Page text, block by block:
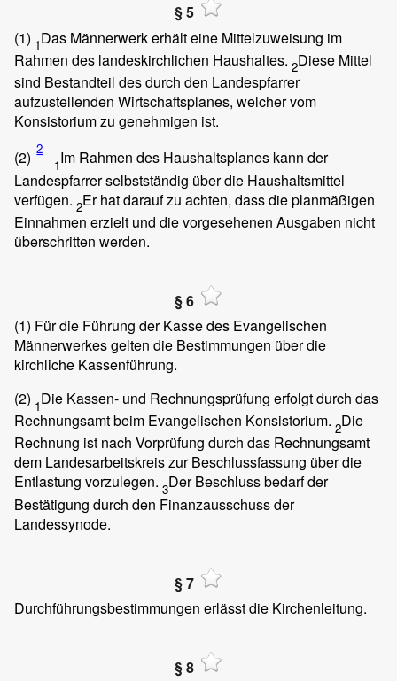
§ 5
(1) 1Das Männerwerk erhält eine Mittelzuweisung im
Rahmen des landeskirchlichen Haushaltes. 2Diese Mittel
sind Bestandteil des durch den Landespfarrer
aufzustellenden Wirtschaftsplanes, welcher vom
Konsistorium zu genehmigen ist.
(2) 2
1Im Rahmen des Haushaltsplanes kann der
Landespfarrer selbstständig über die Haushaltsmittel
verfügen. 2Er hat darauf zu achten, dass die planmäßigen
Einnahmen erzielt und die vorgesehenen Ausgaben nicht
überschritten werden.
§ 6
(1) Für die Führung der Kasse des Evangelischen
Männerwerkes gelten die Bestimmungen über die
kirchliche Kassenführung.
(2) 1Die Kassen- und Rechnungsprüfung erfolgt durch das
Rechnungsamt beim Evangelischen Konsistorium. 2Die
Rechnung ist nach Vorprüfung durch das Rechnungsamt
dem Landesarbeitskreis zur Beschlussfassung über die
Entlastung vorzulegen. 3Der Beschluss bedarf der
Bestätigung durch den Finanzausschuss der
Landessynode.
§ 7
Durchführungsbestimmungen erlässt die Kirchenleitung.
§ 8